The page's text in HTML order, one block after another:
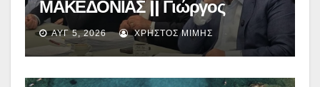
ΜΑΚΕΔΟΝΙΑΣ || Γιώργος
Αμανατίδης για Φράγμα
Νεστορίου: «Η δέσμευσή μας
γίνεται πράξη με εξασφαλισμένη
χρηματοδότηση»
ΑΥΓ 5, 2026 ΧΡΉΣΤΟΣ ΜΊΜΗΣ